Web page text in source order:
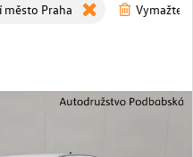
město Praha Vymažte